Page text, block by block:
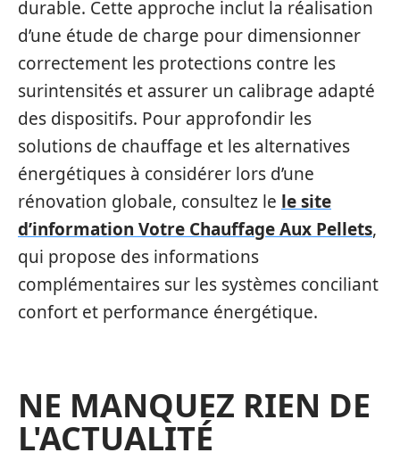
durable. Cette approche inclut la réalisation
d’une étude de charge pour dimensionner
correctement les protections contre les
surintensités et assurer un calibrage adapté
des dispositifs. Pour approfondir les
solutions de chauffage et les alternatives
énergétiques à considérer lors d’une
rénovation globale, consultez le le site
d’information Votre Chauffage Aux Pellets,
qui propose des informations
complémentaires sur les systèmes conciliant
confort et performance énergétique.
NE MANQUEZ RIEN DE
L'ACTUALITÉ